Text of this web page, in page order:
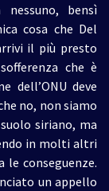
bensì
cosa che Del
il più presto
che è
dell’ONU deve
no, non siamo
siriano, ma
in molti altri
le conseguenze.
un appello